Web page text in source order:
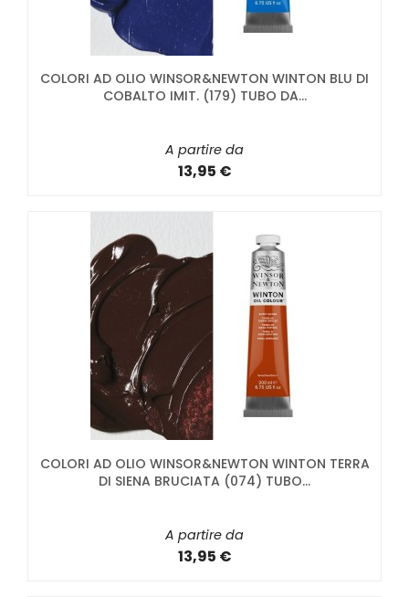
COLORI AD OLIO WINSOR&NEWTON WINTON BLU DI
COBALTO IMIT. (179) TUBO DA...
A partire da
13,95 €
COLORI AD OLIO WINSOR&NEWTON WINTON TERRA
DI SIENA BRUCIATA (074) TUBO...
A partire da
13,95 €